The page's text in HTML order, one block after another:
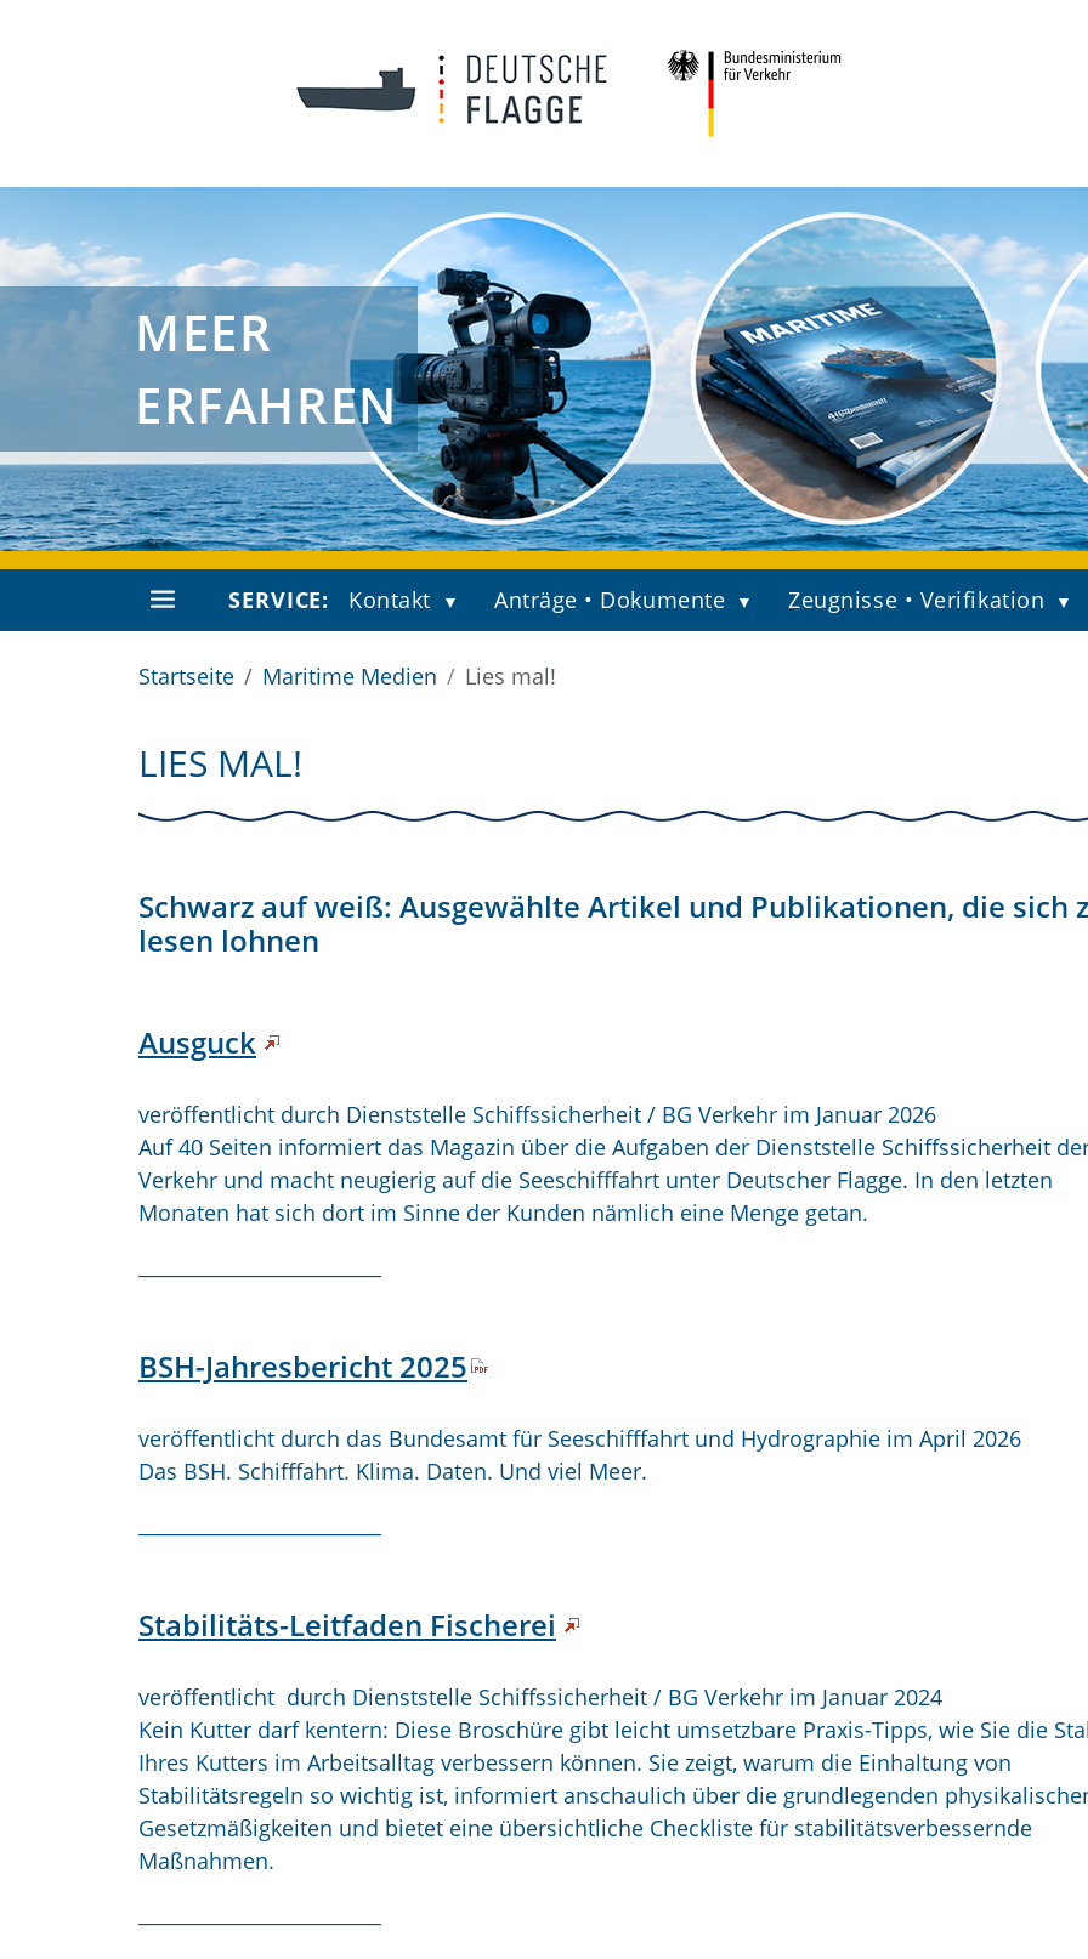
MEER
ERFAHREN
SERVICE: Kontakt Anträge • Dokumente Zeugnisse • Verifikation
Startseite Maritime Medien Lies mal!
LIES MAL!
Schwarz auf weiß: Ausgewählte Artikel und Publikationen, die sich
lesen lohnen
Ausguck
veröffentlicht durch Dienststelle Schiffssicherheit / BG Verkehr im Januar 2026
Auf 40 Seiten informiert das Magazin über die Aufgaben der Dienststelle Schiffssicherheit
Verkehr und macht neugierig auf die Seeschifffahrt unter Deutscher Flagge. In den letzten
Monaten hat sich dort im Sinne der Kunden nämlich eine Menge getan.
BSH-Jahresbericht 2025
veröffentlicht durch das Bundesamt für Seeschifffahrt und Hydrographie im April 2026
Das BSH. Schifffahrt. Klima. Daten. Und viel Meer.
Stabilitäts-Leitfaden Fischerei
veröffentlicht durch Dienststelle Schiffssicherheit / BG Verkehr im Januar 2024
Kein Kutter darf kentern: Diese Broschüre gibt leicht umsetzbare Praxis-Tipps, wie Sie die
Ihres Kutters im Arbeitsalltag verbessern können. Sie zeigt, warum die Einhaltung von
Stabilitätsregeln so wichtig ist, informiert anschaulich über die grundlegenden
Gesetzmäßigkeiten und bietet eine übersichtliche Checkliste für stabilitätsverbessernde
Maßnahmen.